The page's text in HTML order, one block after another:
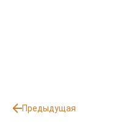
Предыдущая